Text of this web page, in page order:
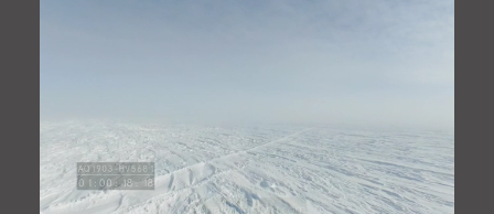
COLLECTIONS